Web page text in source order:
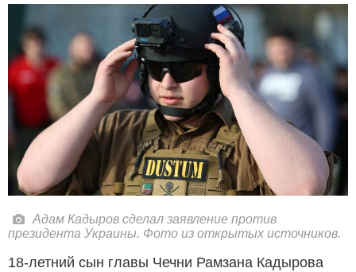
Адам Кадыров сделал заявление против
президента Украины. Фото из открытых источников.
18-летний сын главы Чечни Рамзана Кадырова